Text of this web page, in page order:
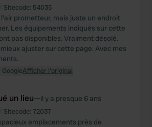
Sitecode: 54035
l'air prometteur, mais juste un endroit
Les équipements indiqués sur cette
pas disponibles. Vraiment désolé.
ajuster sur cette page. Avec mes
Afficher l'original
un lieu—il y a presque 6 ans
Sitecode: 72037
emplacements près de